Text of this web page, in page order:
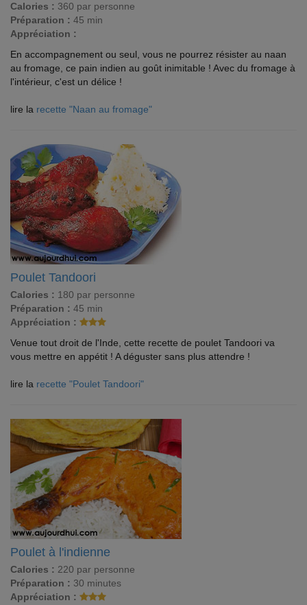
Calories : 360 par personne
Préparation : 45 min
Appréciation :
En accompagnement ou seul, vous ne pourrez résister au naan
au fromage, ce pain indien au goût inimitable ! Avec du fromage à
l'intérieur, c'est un délice !
lire la recette "Naan au fromage"
Poulet Tandoori
Calories : 180 par personne
Préparation : 45 min
Appréciation :
Venue tout droit de l'Inde, cette recette de poulet Tandoori va
vous mettre en appétit ! A déguster sans plus attendre !
lire la recette "Poulet Tandoori"
Poulet à l'indienne
Calories : 220 par personne
Préparation : 30 minutes
Appréciation :